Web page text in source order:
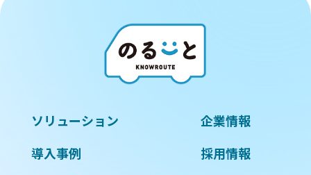
ソリューション
導入事例
企業情報
採用情報